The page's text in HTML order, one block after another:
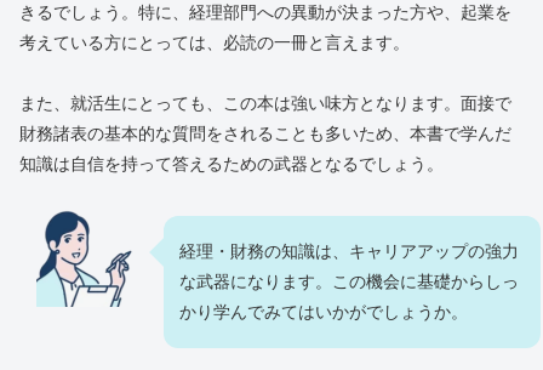
きるでしょう。特に、経理部門への異動が決まった方や、起業を
考えている方にとっては、必読の一冊と言えます。
また、就活生にとっても、この本は強い味方となります。面接で
財務諸表の基本的な質問をされることも多いため、本書で学んだ
知識は自信を持って答えるための武器となるでしょう。
経理・財務の知識は、キャリアアップの強力
な武器になります。この機会に基礎からしっ
かり学んでみてはいかがでしょうか。